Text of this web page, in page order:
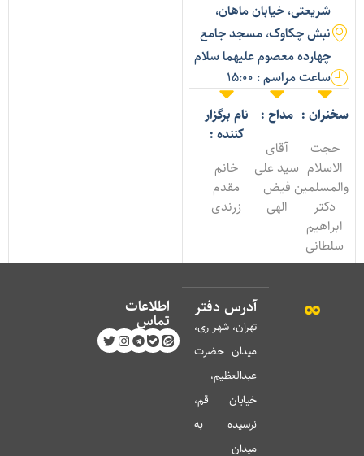
شریعتی، خیابان ماهان،
نبش چکاوک، مسجد جامع
چهارده معصوم علیهما سلام
ساعت مراسم : 15:00
:
حجت
الاسلام
دکتر
ابراهیم
سلطانی
مداح :
آقای
سید علی
فیض
الهی
نام برگزار
کننده :
خانم
مقدم
زرندی
آدرس دفتر
تهران، شهر ری،
میدان حضرت
عبدالعظیم،
خیابان قم،
نرسیده به
میدان
اطلاعات
تماس